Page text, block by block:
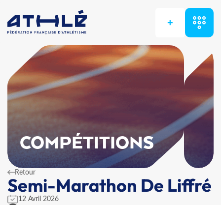
+
COMPÉTITIONS
Retour
Semi-Marathon De Liffré
12 Avril 2026